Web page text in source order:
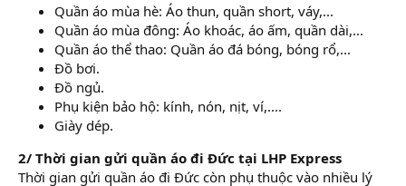
Quần áo mùa hè: Áo thun, quần short, váy,...
Quần áo mùa đông: Áo khoác, áo ấm, quần dài,...
Quần áo thể thao: Quần áo đá bóng, bóng rổ,...
Đồ bơi.
Đồ ngủ.
Phụ kiện bảo hộ: kính, nón, nịt, ví,....
Giày dép.
2/ Thời gian gửi quần áo đi Đức tại LHP Express
Thời gian gửi quần áo đi Đức còn phụ thuộc vào nhiều lý